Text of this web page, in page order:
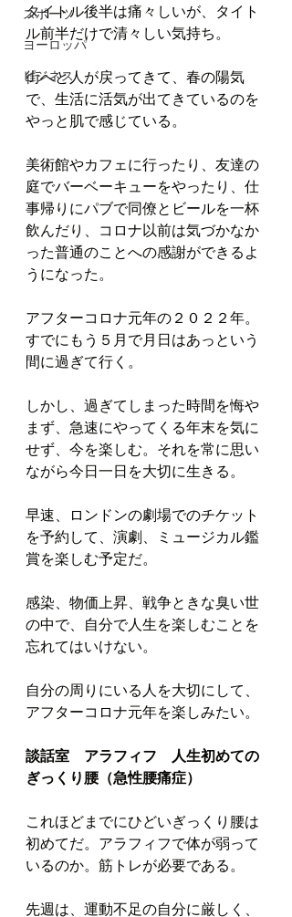
スポーツ
ヨーロッパ
ビジネス
タイトル後半は痛々しいが、タイト
ル前半だけで清々しい気持ち。
街へと人が戻ってきて、春の陽気
で、生活に活気が出てきているのを
やっと肌で感じている。
美術館やカフェに行ったり、友達の
庭でバーベーキューをやったり、仕
事帰りにパブで同僚とビールを一杯
飲んだり、コロナ以前は気づかなか
った普通のことへの感謝ができるよ
うになった。
アフターコロナ元年の２０２２年。
すでにもう５月で月日はあっという
間に過ぎて行く。
しかし、過ぎてしまった時間を悔や
まず、急速にやってくる年末を気に
せず、今を楽しむ。それを常に思い
ながら今日一日を大切に生きる。
早速、ロンドンの劇場でのチケット
を予約して、演劇、ミュージカル鑑
賞を楽しむ予定だ。
感染、物価上昇、戦争ときな臭い世
の中で、自分で人生を楽しむことを
忘れてはいけない。
自分の周りにいる人を大切にして、
アフターコロナ元年を楽しみたい。
談話室　アラフィフ　人生初めての
ぎっくり腰（急性腰痛症）
これほどまでにひどいぎっくり腰は
初めてだ。アラフィフで体が弱って
いるのか。筋トレが必要である。
先週は、運動不足の自分に厳しく、